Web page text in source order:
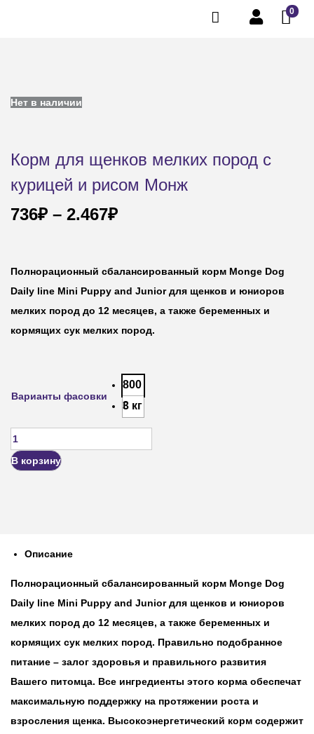
0
Нет в наличии
Корм для щенков мелких пород с
курицей и рисом Монж
736₽ – 2.467₽
Полнорационный сбалансированный корм Monge Dog
Daily line Mini Puppy and Junior для щенков и юниоров
мелких пород до 12 месяцев, а также беременных и
кормящих сук мелких пород.
Варианты фасовки
800
г
3 кг
В корзину
Описание
Полнорационный сбалансированный корм Monge Dog
Daily line Mini Puppy and Junior для щенков и юниоров
мелких пород до 12 месяцев, а также беременных и
кормящих сук мелких пород. Правильно подобранное
питание – залог здоровья и правильного развития
Вашего питомца. Все ингредиенты этого корма обеспечат
максимальную поддержку на протяжении роста и
взросления щенка. Высокоэнергетический корм содержит